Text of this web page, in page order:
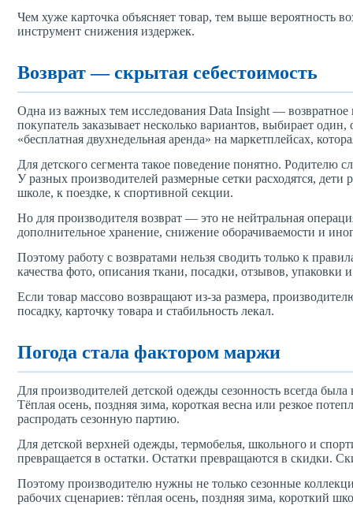
Чем хуже карточка объясняет товар, тем выше вероятность
инструмент снижения издержек.
Возврат — скрытая себестоимость
Одна из важных тем исследования Data Insight —
покупатель заказывает несколько вариантов, выбирает
«бесплатная двухнедельная аренда» на маркетплейсах,
Для детского сегмента такое поведение понятно. Родителю
У разных производителей размерные сетки расходятся,
школе, к поездке, к спортивной секции.
Но для производителя возврат — это не нейтральная
дополнительное хранение, снижение оборачиваемости и
Поэтому работу с возвратами нельзя сводить только к
качества фото, описания ткани, посадки, отзывов, упаковки
Если товар массово возвращают из-за размера,
посадку, карточку товара и стабильность лекал.
Погода стала фактором маржи
Для производителей детской одежды сезонность всегда
Тёплая осень, поздняя зима, короткая весна или резкое
распродать сезонную партию.
Для детской верхней одежды, термобелья, школьного и
превращается в остатки. Остатки превращаются в скидки.
Поэтому производителю нужны не только сезонные
рабочих сценариев: тёплая осень, поздняя зима, короткий